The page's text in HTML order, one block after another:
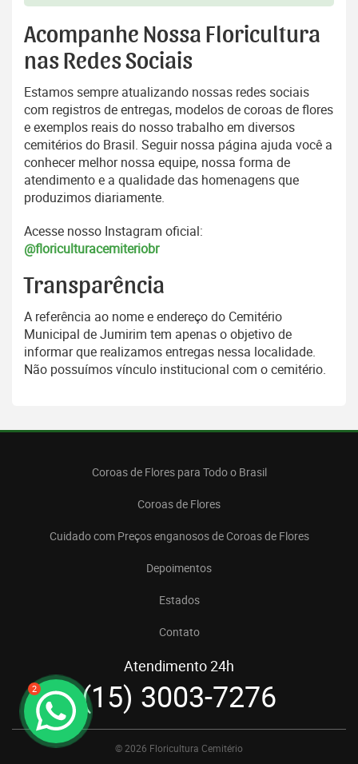
2
Acompanhe Nossa Floricultura
nas Redes Sociais
Estamos sempre atualizando nossas redes sociais
com registros de entregas, modelos de coroas de flores
e exemplos reais do nosso trabalho em diversos
cemitérios do Brasil. Seguir nossa página ajuda você a
conhecer melhor nossa equipe, nossa forma de
atendimento e a qualidade das homenagens que
produzimos diariamente.
Acesse nosso Instagram oficial:
@floriculturacemiteriobr
Transparência
A referência ao nome e endereço do Cemitério
Municipal de Jumirim tem apenas o objetivo de
informar que realizamos entregas nessa localidade.
Não possuímos vínculo institucional com o cemitério.
Coroas de Flores para Todo o Brasil
Coroas de Flores
Cuidado com Preços enganosos de Coroas de Flores
Depoimentos
Estados
Contato
Atendimento 24h
(15) 3003-7276
© 2026 Floricultura Cemitério